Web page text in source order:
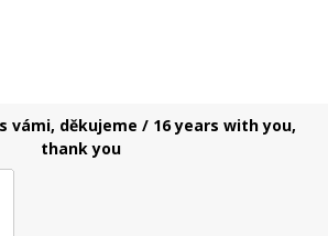
vámi, děkujeme / 16 years with you,
thank you